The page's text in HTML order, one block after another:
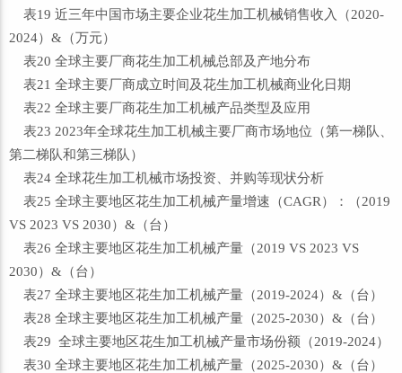
表19 近三年中国市场主要企业花生加工机械销售收入（2020-
2024）&（万元）
表20 全球主要厂商花生加工机械总部及产地分布
表21 全球主要厂商成立时间及花生加工机械商业化日期
表22 全球主要厂商花生加工机械产品类型及应用
表23 2023年全球花生加工机械主要厂商市场地位（第一梯队、
第二梯队和第三梯队）
表24 全球花生加工机械市场投资、并购等现状分析
表25 全球主要地区花生加工机械产量增速（CAGR）：（2019
VS 2023 VS 2030）&（台）
表26 全球主要地区花生加工机械产量（2019 VS 2023 VS
2030）&（台）
表27 全球主要地区花生加工机械产量（2019-2024）&（台）
表28 全球主要地区花生加工机械产量（2025-2030）&（台）
表29 全球主要地区花生加工机械产量市场份额（2019-2024）
表30 全球主要地区花生加工机械产量（2025-2030）&（台）